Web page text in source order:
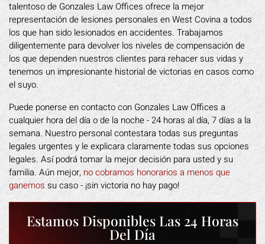
talentoso de Gonzales Law Offices ofrece la mejor
representación de lesiones personales en West Covina a todos
los que han sido lesionados en accidentes. Trabajamos
diligentemente para devolver los niveles de compensación de
los que dependen nuestros clientes para rehacer sus vidas y
tenemos un impresionante historial de victorias en casos como
el suyo.
Puede ponerse en contacto con Gonzales Law Offices a
cualquier hora del día o de la noche - 24 horas al día, 7 días a la
semana. Nuestro personal contestara todas sus preguntas
legales urgentes y le explicara claramente todas sus opciones
legales. Así podrá tomar la mejor decisión para usted y su
familia. Aún mejor,no cobramos honorarios a menos que
ganemos su caso - ¡sin victoria no hay pago!
Estamos Disponibles Las 24 Horas
Del Día